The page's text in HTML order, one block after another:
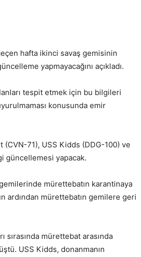
hafta ikinci savaş gemisinin
yapmayacağını açıkladı.
tespit etmek için bu bilgileri
konusunda emir
71), USS Kidds (DDG-100) ve
güncellemesi yapacak.
mürettebatın karantinaya
ardından mürettebatın gemilere geri
mürettebat arasında
USS Kidds, donanmanın